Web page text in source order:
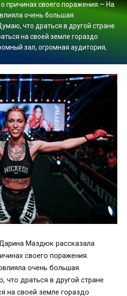
о причинах своего поражения.— На
очень большая
что драться в другой стране
на своей земле гораздо
зал, огромная аудитория,
Маздюк рассказала
своего поражения.
очень большая
что драться в другой стране
на своей земле гораздо